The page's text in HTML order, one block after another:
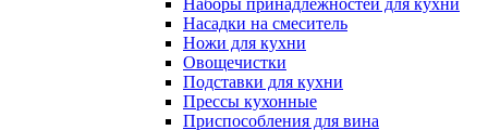
Наборы принадлежностей для кухни
Насадки на смеситель
Ножи для кухни
Овощечистки
Подставки для кухни
Прессы кухонные
Приспособления для вина